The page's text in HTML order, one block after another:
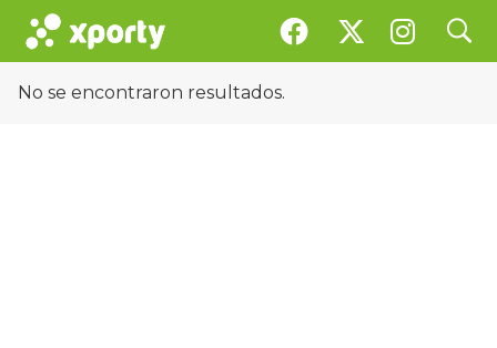
search
Equipos
No se encontraron resultados.